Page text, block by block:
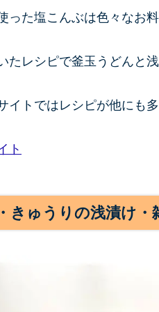
った塩こんぶは色々なお
たレシピで釜玉うどんと
イトではレシピが他にも
ト
きゅうりの浅漬け・